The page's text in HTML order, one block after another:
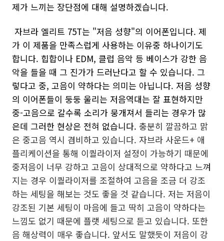
제가 느끼는 장단점에 대해 설명하겠습니다.
자브라 엘리트 75T는 "저음 성향"의 이어폰입니다. 제
가 이 제품을 만족스럽게 사용하는 이유중 하나이기도
합니다. 힙합이나 EDM, 클럽 음악 등 베이스가 강한 음
악을 들을 때 그 진가가 드러난다고 할 수 있습니다. 그
렇다고 중, 고음이 약하다는 의미는 아닙니다. 저음 성향
의 이어폰들이 둥둥 울리는 저음역대는 잘 표현하지만
중-고음으로 갈수록 소리가 뭉개져서 들리는 경우가 많
은데 그러한 현상은 전혀 없습니다. 충분히 깔끔하고 맑
은 중고음 역시 겸비하고 있습니다. 자브라 사운드+ 애
플리케이션을 통해 이퀄라이저 설정이 가능하기 때문에
중저음이 너무 강하고 고음이 상대적으로 약하다고 느껴
지는 경우 이퀄라이저를 조절하여 고음을 조금 더 강조
하는 세팅을 해보는 것도 좋을 것 같습니다. 저는 저음이
강조된 기본 세팅이 마음에 들고 딱히 고음이 약하다는
느낌도 없기 때문에 플랫 세팅으로 듣고 있습니다. 또한
음 해상력이 매우 좋습니다. 앞서도 말했듯이 저음이 강